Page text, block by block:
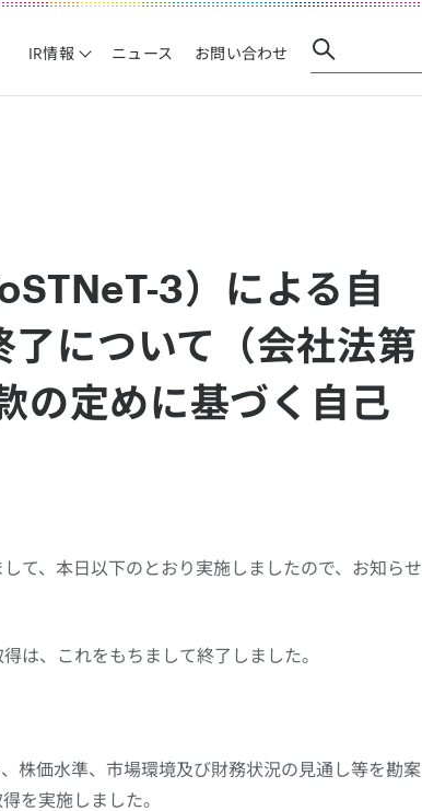
IR情報 ニュース お問い合わせ
3）による自
について（会社法第
の定めに基づく自己
て、本日以下のとおり実施しましたので、お知らせ
は、これをもちまして終了しました。
株価水準、市場環境及び財務状況の見通し等を勘案
を実施しました。